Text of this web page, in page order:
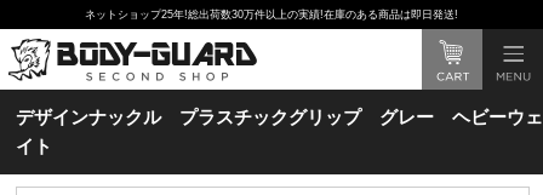
ネットショップ25年!総出荷数30万件以上の実績!在庫のある商品は即日発送!
デザインナックル プラスチックグリップ グレー ヘビーウェ
イト